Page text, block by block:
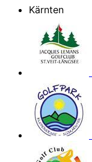
Kärnten